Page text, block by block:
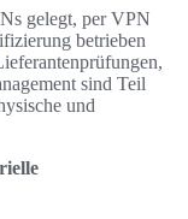
gelegt, per VPN
betrieben
sind Teil
und